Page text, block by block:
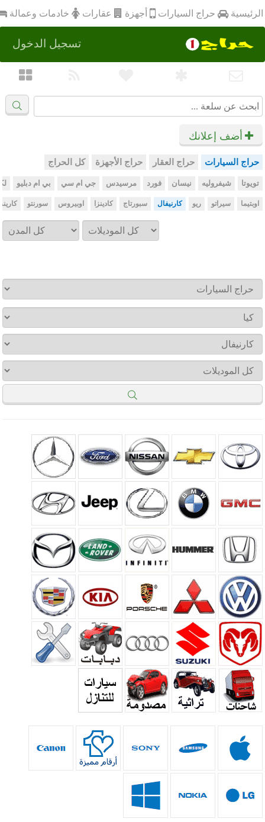
الرئيسية حراج السيارات أجهزة عقارات خادمات وعمالة
تسجيل الدخول
أضف إعلانك
حراج السيارات حراج العقار حراج الأجهزة كل الحراج
تويوتا شيفروليه نيسان فورد مرسيدس جي ام سي بي ام دبليو
اوبتيما سيراتو ريو كارنيفال سبورتاج كادينزا اوبيروس سورنتو كارينز